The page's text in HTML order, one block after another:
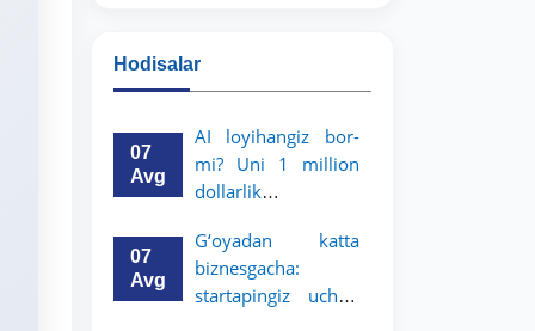
Hodisalar
07
Avg
AI loyihangiz bor-
mi? Uni 1 million
dollarlik
aylantiring!
07
Avg
G‘oyadan katta
biznesgacha:
startapingiz uchun